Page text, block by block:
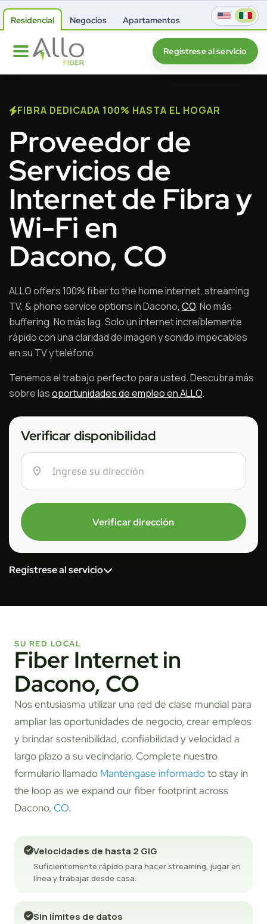
Residencial Negocios Apartamentos
Regístrese al servicio
FIBRA DEDICADA 100% HASTA EL HOGAR
Proveedor de
Servicios de
Internet de Fibra y
Wi-Fi en
Dacono, CO
ALLO offers 100% fiber to the home internet, streaming
TV, & phone service options in Dacono, CO. No más
buffering. No más lag. Solo un internet increíblemente
rápido con una claridad de imagen y sonido impecables
en su TV y teléfono.
Tenemos el trabajo perfecto para usted. Descubra más
sobre lasoportunidades de empleo en ALLO.
Verificar disponibilidad
Verificar dirección
Regístrese al servicio
SU RED LOCAL
Fiber Internet in
Dacono, CO
Nos entusiasma utilizar una red de clase mundial para
ampliar las oportunidades de negocio, crear empleos
y brindar sostenibilidad, confiabilidad y velocidad a
largo plazo a su vecindario. Complete nuestro
formulario llamado Manténgase informadoto stay in
the loop as we expand our fiber footprint across
Dacono, CO.
Velocidades de hasta 2 GIG
Suficientemente rápido para hacer streaming, jugar en
línea y trabajar desde casa.
Sin límites de datos